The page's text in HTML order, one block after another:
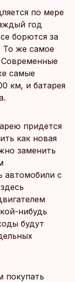
по мере
год
борются за
То же самое
Современные
самые
км, и батарея
придется
как новая
заменить
автомобили с
нибудь
будут
покупать